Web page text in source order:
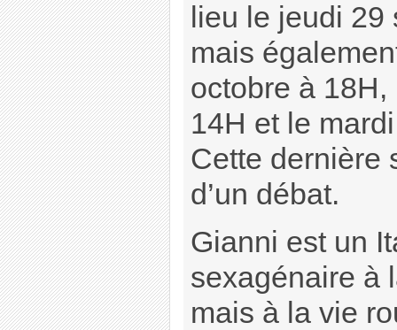
lieu le jeudi
mais
octobre à
14H et le
Cette dernière
d’un débat.
Gianni est un
sexagénaire à
mais à la vie